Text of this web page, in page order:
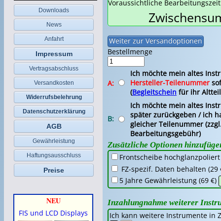
Downloads
News
Anfahrt
Impressum
Vertragsabschluss
Versandkosten
Widerrufsbelehrung
Datenschutzerklärung
AGB
Gewährleistung
Haftungsausschluss
Preise
NEU
FIS und LCD Displays
Voraussichtliche
Bestellmenge
A:
Ich möchte mein altes
Hersteller-Teilenummer
(Begleitschein für ihr
B:
Ich möchte mein altes
später zurückgeben / ich
gleicher Teilenummer
Bearbeitungsgebühr)
Zusätzliche Optionen
Frontscheibe
FZ-spezif. Daten behalten (29
5 Jahre Gewährleistung (69 €)
Inzahlungnahme weiterer
Ich kann weitere Instrumente in